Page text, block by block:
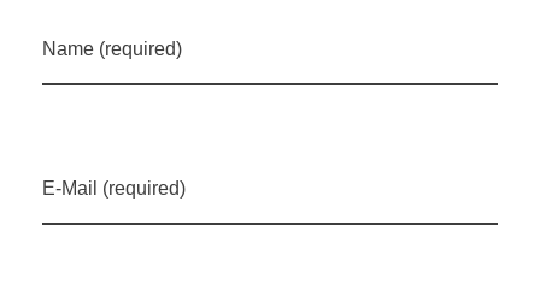
a
e
Name (required)
E-Mail (required)